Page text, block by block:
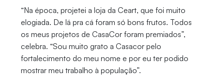
“Na época, projetei a loja da Ceart, que foi muito
elogiada. De lá pra cá foram só bons frutos. Todos
os meus projetos de CasaCor foram premiados”,
celebra. “Sou muito grato a Casacor pelo
fortalecimento do meu nome e por eu ter podido
mostrar meu trabalho à população”.